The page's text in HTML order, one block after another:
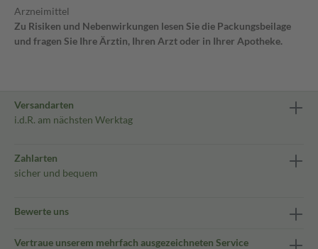
Arzneimittel
Zu Risiken und Nebenwirkungen lesen Sie die Packungsbeilage
und fragen Sie Ihre Ärztin, Ihren Arzt oder in Ihrer Apotheke.
Versandarten
i.d.R. am nächsten Werktag
Zahlarten
sicher und bequem
Bewerte uns
Vertraue unserem mehrfach ausgezeichneten Service